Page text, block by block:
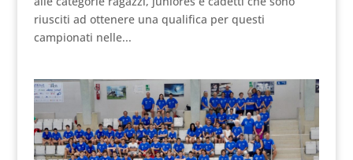
riusciti ad ottenere una qualifica per questi
campionati nelle...